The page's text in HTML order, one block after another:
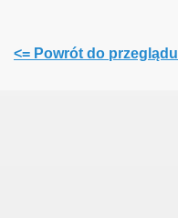
<= Powrót do przeglądu